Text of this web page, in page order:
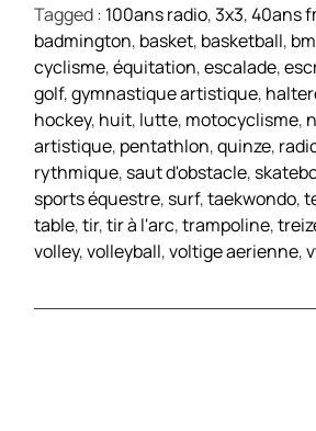
Tagged : 100ans radio,3x3,40ans
badmington, basket, basketball,
cyclisme,équitation,escalade,
golf,gymnastique artistique,
hockey, huit, lutte, motocyclisme,
artistique, pentathlon,quinze,
rythmique, saut d'obstacle,
sports équestre, surf,taekwondo,
table,tir,tir à l'arc,trampoline,
volley,volleyball,voltige aerienne,